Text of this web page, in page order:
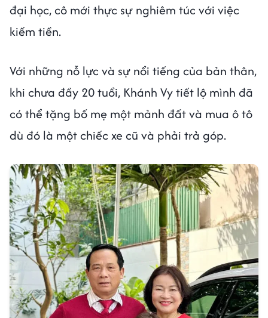
đại học, cô mới thực sự nghiêm túc với việc
kiếm tiền.
Với những nỗ lực và sự nổi tiếng của bản thân,
khi chưa đầy 20 tuổi, Khánh Vy tiết lộ mình đã
có thể tặng bố mẹ một mảnh đất và mua ô tô
dù đó là một chiếc xe cũ và phải trả góp.